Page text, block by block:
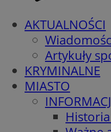
AKTUALNOŚCI
Artykuły
KRYMINALNE
MIASTO